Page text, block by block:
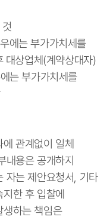
에는 부가가치세를
대상업체(계약상대자)
는 부가가치세를
관계없이 일체
내용은 공개하지
자는 제안요청서, 기타
한 후 입찰에
생하는 책임은